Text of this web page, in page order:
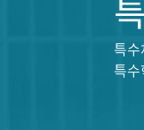
특
특